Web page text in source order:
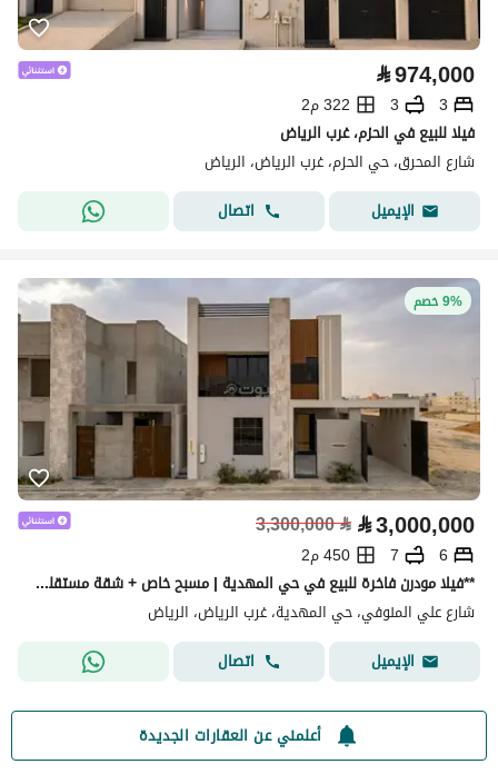
⃁974,000
3
3
322 م2
فيلا للبيع في الحزم، غرب الرياض
شارع المحرق، حي الحزم، غرب الرياض، الرياض
الإيميل
اتصال
9% خصم
⃁3,000,000
⃁
3,300,000
6
7
450 م2
**فيلا مودرن فاخرة للبيع في حي المهدية | مسبح خاص + شقة مستقلة **
شارع علي المنوفي، حي المهدية، غرب الرياض، الرياض
الإيميل
اتصال
أعلمني عن العقارات الجديدة